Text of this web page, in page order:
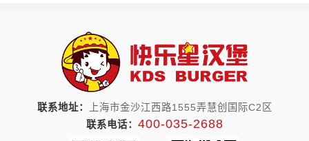
联系地址：
上海市金沙江西路1555弄慧创国际C2区
联系电话： 400-035-2688